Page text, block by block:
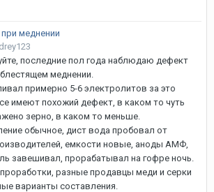
меднении
последние пол года наблюдаю дефект
меднении.
примерно 5-6 электролитов за это
имеют похожий дефект, в каком то чуть
зерно, в каком то меньше.
обычное, дист вода пробовал от
емкости новые, аноды АМФ,
завешивал, прорабатывал на гофре ночь.
проработки, разные продавцы меди и серки
варианты составления.